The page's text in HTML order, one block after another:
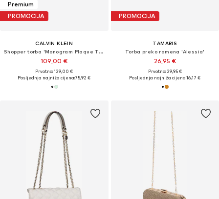
Premium
PROMOCIJA
CALVIN KLEIN
Shopper torba 'Monogram Plaque Tote'
109,00 €
Prvotno: 129,00 €
Posljednja najniža cijena:75,92 €
PROMOCIJA
TAMARIS
Torba preko ramena 'Alessia'
26,95 €
Prvotno: 29,95 €
Posljednja najniža cijena:16,17 €